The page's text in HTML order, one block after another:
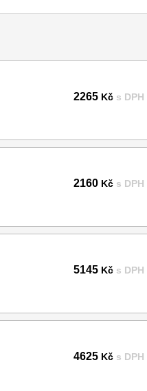
2265 Kč s DPH
2160 Kč s DPH
5145 Kč s DPH
4625 Kč s DPH